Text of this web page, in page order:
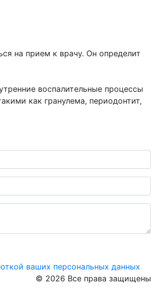
на прием к врачу. Он определит
воспалительные процессы
как гранулема, периодонтит,
ваших персональных данных
© 2026 Все права защищены